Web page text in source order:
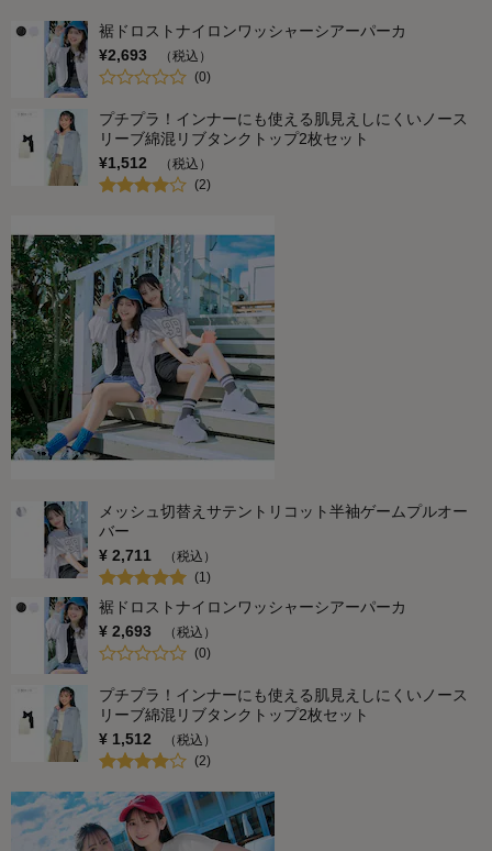
裾ドロストナイロンワッシャーシアーパーカ
¥2,693
（税込）
(0)
プチプラ！インナーにも使える肌見えしにくいノース
リーブ綿混リブタンクトップ2枚セット
¥1,512
（税込）
(2)
メッシュ切替えサテントリコット半袖ゲームプルオー
バー
¥ 2,711
（税込）
(1 )
裾ドロストナイロンワッシャーシアーパーカ
¥ 2,693
（税込）
(0)
プチプラ！インナーにも使える肌見えしにくいノース
リーブ綿混リブタンクトップ2枚セット
¥ 1,512
（税込）
(2)